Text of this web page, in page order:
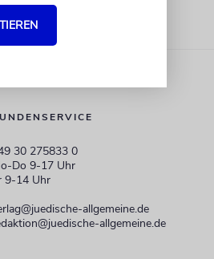
30 275833 0
Do 9-17 Uhr
9-14 Uhr
allgemeine.de
allgemeine.de